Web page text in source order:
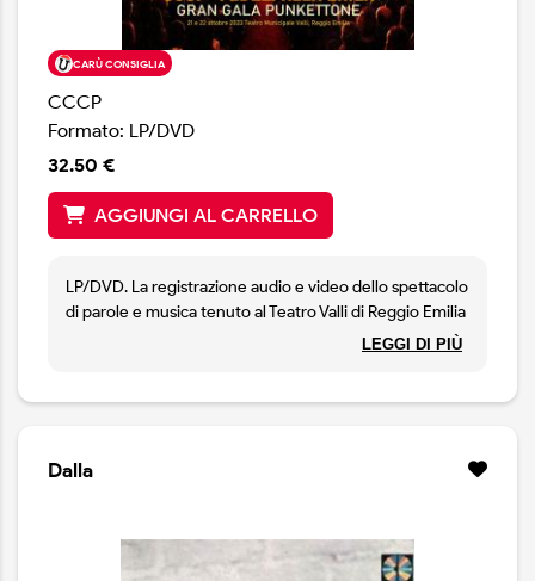
CARÙ CONSIGLIA
CCCP
Formato: LP/DVD
32.50 €
AGGIUNGI AL CARRELLO
LP/DVD. La registrazione audio e video dello spettacolo
di parole e musica tenuto al Teatro Valli di Reggio Emilia
il 21 e 22 ottobre 2023 in occasione dell’apertura della
LEGGI DI PIÙ
Dalla